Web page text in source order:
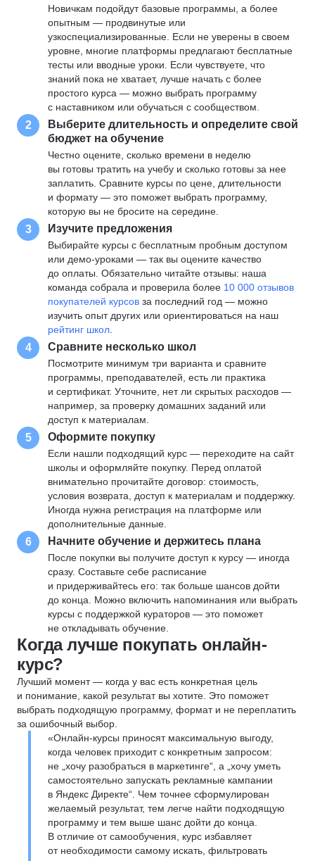
Новичкам подойдут базовые программы, а более
опытным — продвинутые или
узкоспециализированные. Если не уверены в своем
уровне, многие платформы предлагают бесплатные
тесты или вводные уроки. Если чувствуете, что
знаний пока не хватает, лучше начать с более
простого курса — можно выбрать программу
с наставником или обучаться с сообществом.
2
Выберите длительность и определите свой
бюджет на обучение
Честно оцените, сколько времени в неделю
вы готовы тратить на учебу и сколько готовы за нее
заплатить. Сравните курсы по цене, длительности
и формату — это поможет выбрать программу,
которую вы не бросите на середине.
3 Изучите предложения
Выбирайте курсы с бесплатным пробным доступом
или демо-уроками — так вы оцените качество
до оплаты. Обязательно читайте отзывы: наша
команда собрала и проверила более 10 000 отзывов
покупателей курсов за последний год — можно
изучить опыт других или ориентироваться на наш
рейтинг школ
4 Сравните несколько школ
Посмотрите минимум три варианта и сравните
программы, преподавателей, есть ли практика
и сертификат. Уточните, нет ли скрытых расходов —
например, за проверку домашних заданий или
доступ к материалам.
5 Оформите покупку
Если нашли подходящий курс — переходите на сайт
школы и оформляйте покупку. Перед оплатой
внимательно прочитайте договор: стоимость,
условия возврата, доступ к материалам и поддержку.
Иногда нужна регистрация на платформе или
дополнительные данные.
6 Начните обучение и держитесь плана
После покупки вы получите доступ к курсу — иногда
сразу. Составьте себе расписание
и придерживайтесь его: так больше шансов дойти
до конца. Можно включить напоминания или выбрать
курсы с поддержкой кураторов — это поможет
не откладывать обучение.
Когда лучше покупать онлайн-
курс?
Лучший момент — когда у вас есть конкретная цель
и понимание, какой результат вы хотите. Это поможет
выбрать подходящую программу, формат и не переплатить
за ошибочный выбор.
«Онлайн-курсы приносят максимальную выгоду,
когда человек приходит с конкретным запросом:
не „хочу разобраться в маркетинге“, а „хочу уметь
самостоятельно запускать рекламные кампании
в Яндекс Директе“. Чем точнее сформулирован
желаемый результат, тем легче найти подходящую
программу и тем выше шанс дойти до конца.
В отличие от самообучения, курс избавляет
от необходимости самому искать, фильтровать